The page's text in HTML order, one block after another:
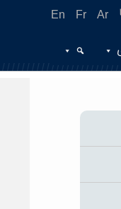
En Fr Ar